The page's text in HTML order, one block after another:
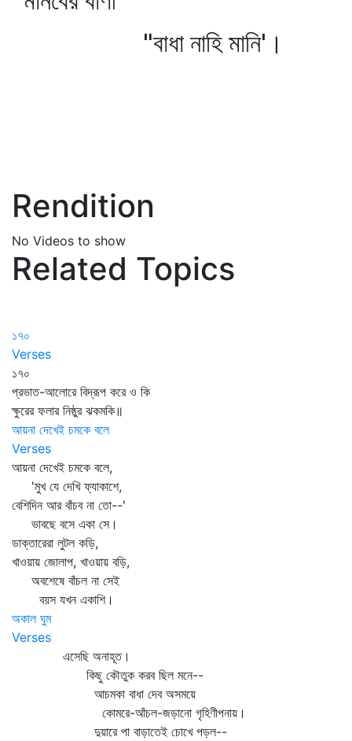
"বাধা নাহি মানি'।
Rendition
No Videos to show
Related Topics
১৭০
Verses
১৭০
প্রভাত-আলোরে বিদ্রূপ করে ও কি
ক্ষুরের ফলার নিষ্ঠুর ঝকমকি॥
আয়না দেখেই চমকে বলে
Verses
আয়না দেখেই চমকে বলে,
'মুখ যে দেখি ফ্যাকাশে,
বেশিদিন আর বাঁচব না তো--'
ভাবছে বসে একা সে।
ডাক্তারেরা লুটল কড়ি,
খাওয়ায় জোলাপ, খাওয়ায় বড়ি,
অবশেষে বাঁচল না সেই
বয়স যখন একাশি।
অকাল ঘুম
Verses
এসেছি অনাহূত।
কিছু কৌতুক করব ছিল মনে--
আচমকা বাধা দেব অসময়ে
কোমরে-আঁচল-জড়ানো গৃহিণীপনায়।
দুয়ারে পা বাড়াতেই চোখে পড়ল--